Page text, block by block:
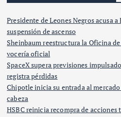
Presidente de Leones Negros acusa
suspensión de ascenso
Sheinbaum reestructura la Oficina
vocería oficial
SpaceX supera previsiones
registra pérdidas
Chipotle inicia su entrada al
cabeza
HSBC reinicia recompra de acciones